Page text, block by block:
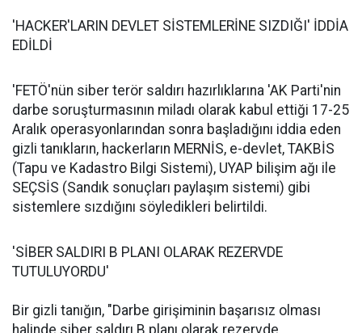
'HACKER'LARIN DEVLET SİSTEMLERİNE SIZDIĞI' İDDİA
EDİLDİ
'FETÖ'nün siber terör saldırı hazırlıklarına 'AK Parti'nin
darbe soruşturmasının miladı olarak kabul ettiği 17-25
Aralık operasyonlarından sonra başladığını iddia eden
gizli tanıkların, hackerların MERNİS, e-devlet, TAKBİS
(Tapu ve Kadastro Bilgi Sistemi), UYAP bilişim ağı ile
SEÇSİS (Sandık sonuçları paylaşım sistemi) gibi
sistemlere sızdığını söyledikleri belirtildi.
'SİBER SALDIRI B PLANI OLARAK REZERVDE
TUTULUYORDU'
Bir gizli tanığın, "Darbe girişiminin başarısız olması
halinde siber saldırı B planı olarak rezervde